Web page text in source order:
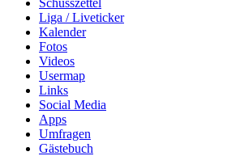
Schusszettel
Liga / Liveticker
Kalender
Fotos
Videos
Usermap
Links
Social Media
Apps
Umfragen
Gästebuch